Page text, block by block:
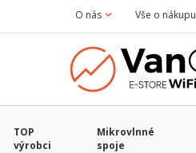
O nás Vše o nákupu
TOP
výrobci
Mikrovlnné
spoje